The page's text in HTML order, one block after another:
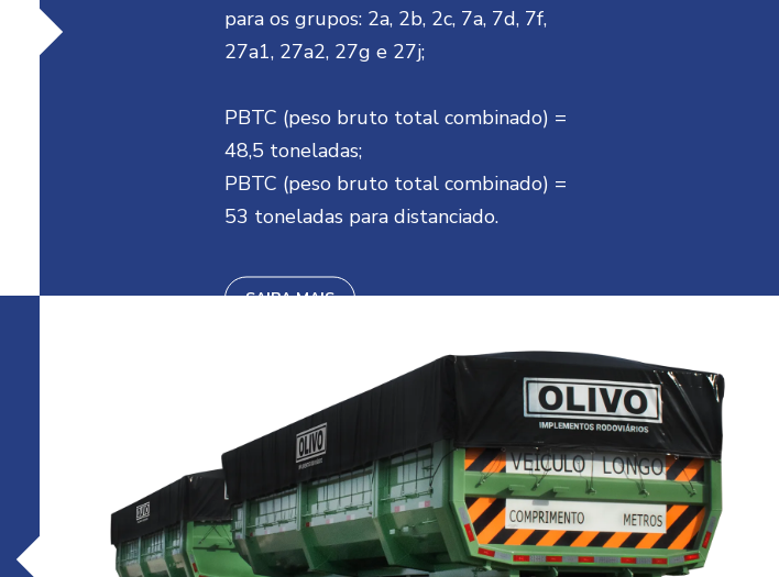
para os grupos: 2a, 2b, 2c, 7a, 7d, 7f,
27a1, 27a2, 27g e 27j;
PBTC (peso bruto total combinado) =
48,5 toneladas;
PBTC (peso bruto total combinado) =
53 toneladas para distanciado.
SAIBA MAIS